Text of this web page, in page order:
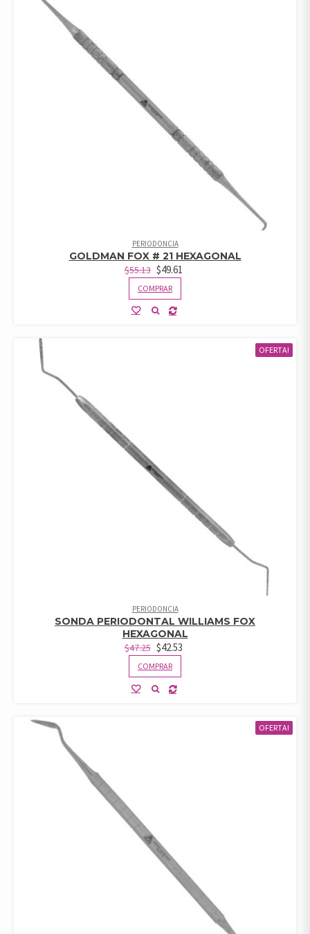
PERIODONCIA
GOLDMAN FOX # 21 HEXAGONAL
$55.13 $49.61
COMPRAR
OFERTA!
PERIODONCIA
SONDA PERIODONTAL WILLIAMS FOX
HEXAGONAL
$47.25 $42.53
COMPRAR
OFERTA!